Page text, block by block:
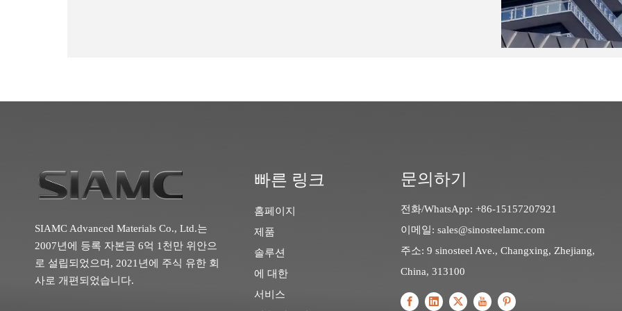
SIAMC Advanced Materials Co., Ltd.는
2007년에 등록 자본금 6억 1천만 위안으
로 설립되었으며, 2021년에 주식 유한 회
사로 개편되었습니다.
빠른 링크
홈페이지
제품
솔루션
에 대한
서비스
문의하기
전화/WhatsApp: +86-15157207921
이메일: sales@sinosteelamc.com
주소: 9 sinosteel Ave., Changxing, Zhejiang,
China, 313100